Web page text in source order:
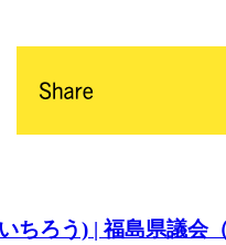
ちろう) | 福島県議会